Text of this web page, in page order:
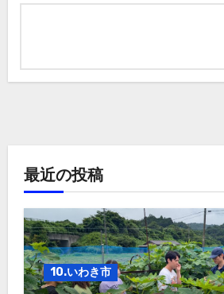
最近の投稿
10.いわき市